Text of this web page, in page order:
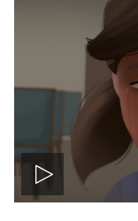
Viidiyo